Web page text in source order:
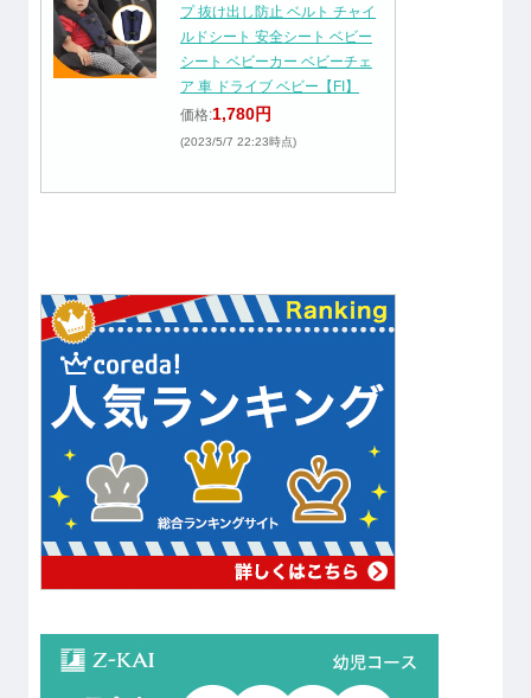
プ 抜け出し防止 ベルト チャイ
ルドシート 安全シート ベビー
シート ベビーカー ベビーチェ
ア 車 ドライブ ベビー【FI】
価格:1,780円
(2023/5/7 22:23時点)